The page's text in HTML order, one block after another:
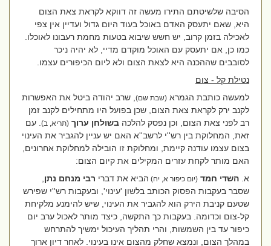
הסיבה שלשיטתם התירו מעשה זה דווקא לקראת צאת הצום
היא, שאם יתעסק האדם באוכל בעוד היום גדול ועדיין אין צפי
לאכילה בזמן קרוב, יש חשש שיבוא בטעות מחמת רעבונו לאוכלו.
כמו כן, אם יתעסק עם האוכל מוקדם מדיי, לא יהיה ניכר
לסובבים שההכנה היא לצאת הצום ולא ליום הכיפורים עצמו.
נטילת קל - צום
למעשה כותבת הגמרא(שבת שם), שרב יהודה ביטל את האפשרות
לקנב ירק לקראת צאת הצום, שכן בפועל היו מתחילים לקנב זמן
רב לפני צאת הצום, וכן נפסק להלכהבשולחן ערוך (תריא, ב) . עם
זאת, המחלוקת בין רש''י לרשב''א האם יש עניין להגביר את העינוי
בצום עצמו עודנה קיימת, ומחלוקת זו הובילה למחלוקת אחרונים,
האם מותר לקחת עזרים המקילים את קיום הצום:
א.השדי חמד (יום כיפור א, יח)הביא את דברירבי מנחם נתן,
שסבר בעקבות הפסוק הכותב בלשון 'עינוי', ובעקבות רש''י שפירש
שטעם קניבת הירק הוא להגביר את העינוי, שיש להימנע מלקיחת
קל-צום וכדומה. בעקבות כך התקשה, כיצד מותר לאכול ערב יום
כיפור עד בין השמשות, והרי תהליך העיכול ימשיך להתרחש
במהלך הצום, ונמצא שחלק מהצום אינו בעינוי. לאחר דיון ארוך